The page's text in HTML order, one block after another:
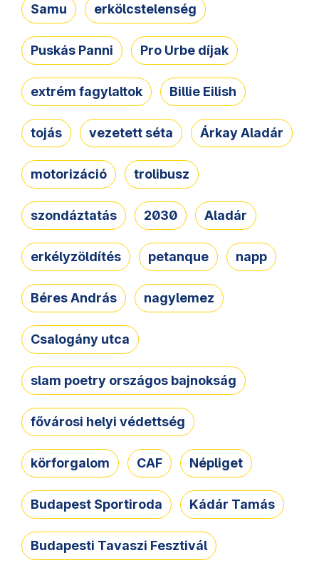
Samu erkölcstelenség
Puskás Panni Pro Urbe díjak
extrém fagylaltok Billie Eilish
tojás vezetett séta Árkay Aladár
motorizáció trolibusz
szondáztatás 2030 Aladár
erkélyzöldítés petanque napp
Béres András nagylemez
Csalogány utca
slam poetry országos bajnokság
fővárosi helyi védettség
körforgalom CAF Népliget
Budapest Sportiroda Kádár Tamás
Budapesti Tavaszi Fesztivál